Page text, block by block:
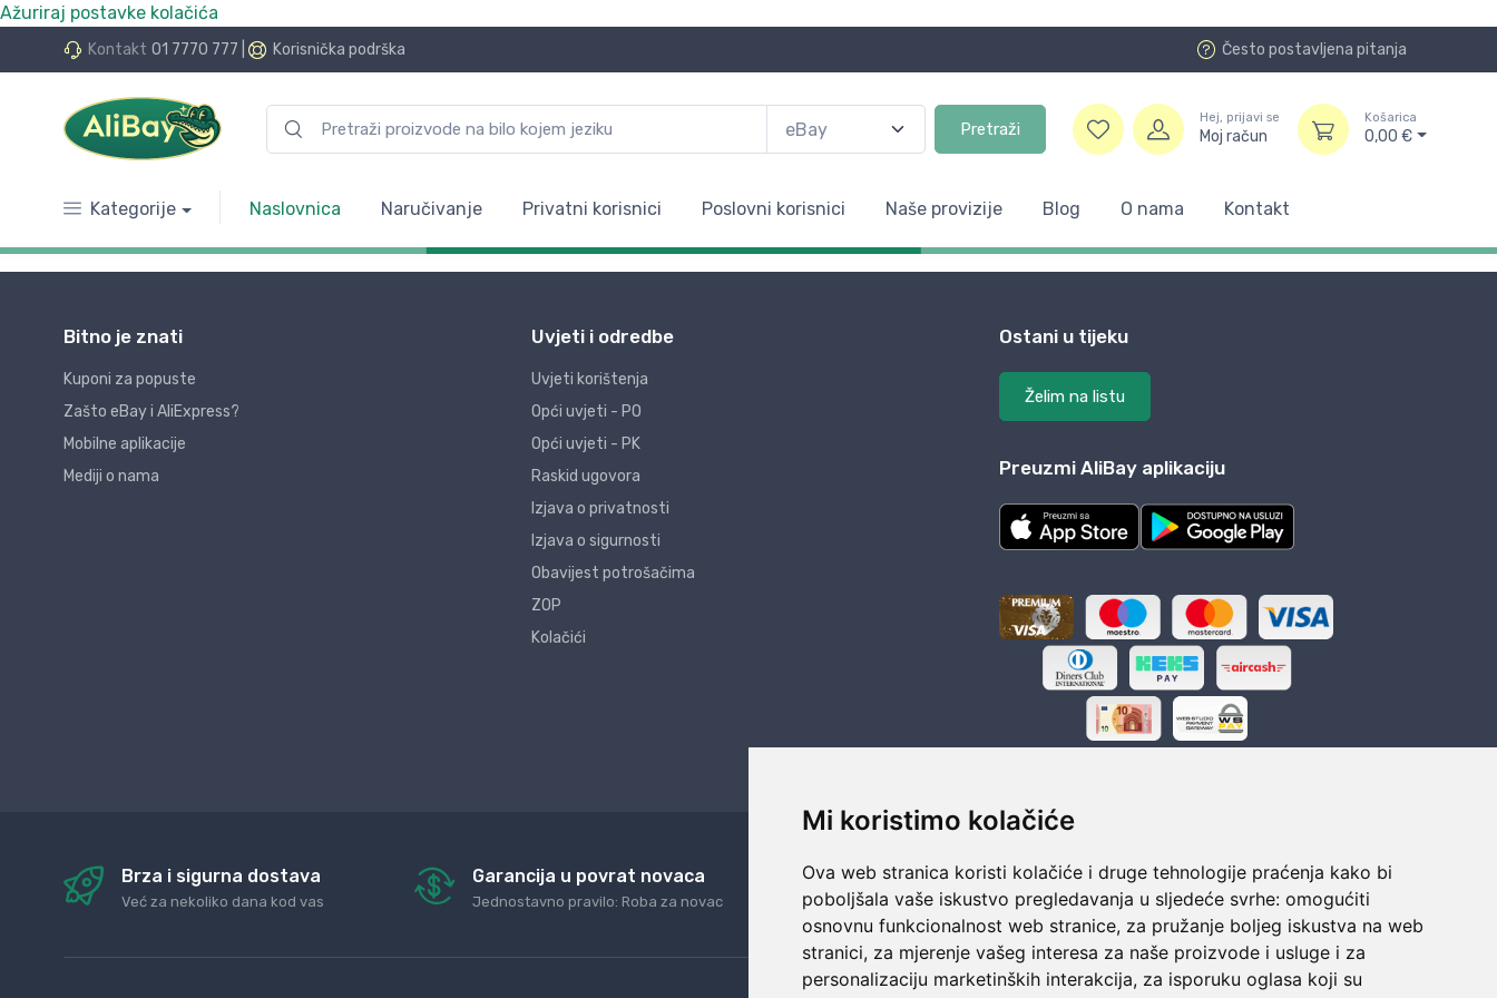
Mi koristimo kolačiće
Ova web stranica koristi kolačiće i druge tehnologije praćenja kako bi
poboljšala vaše iskustvo pregledavanja u sljedeće svrhe: omogućiti
osnovnu funkcionalnost web stranice, za pružanje boljeg iskustva na web
stranici, za mjerenje vašeg interesa za naše proizvode i usluge i za
personalizaciju marketinških interakcija, za isporuku oglasa koji su
Ažuriraj postavke kolačića
Kontakt 01 7770 777 Korisnička podrška Često postavljena pitanja
Pretraži
Hej, prijavi se
Moj račun
Košarica
0,00 €
Kategorije Naslovnica Naručivanje Privatni korisnici Poslovni korisnici Naše provizije Blog O nama Kontakt
Bitno je znati
Kuponi za popuste
Zašto eBay i AliExpress?
Mobilne aplikacije
Mediji o nama
Uvjeti i odredbe
Uvjeti korištenja
Opći uvjeti - PO
Opći uvjeti - PK
Raskid ugovora
Izjava o privatnosti
Izjava o sigurnosti
Obavijest potrošačima
ZOP
Kolačići
Ostani u tijeku
Želim na listu
Preuzmi AliBay aplikaciju
Brza i sigurna dostava
Već za nekoliko dana kod vas
Garancija u povrat novaca
Jednostavno pravilo: Roba za novac
24/7 odlična podrška
Naši agenti uvijek na raspolaganju
Sigurno obročno plaćanje
Do 24 rata bez kamata